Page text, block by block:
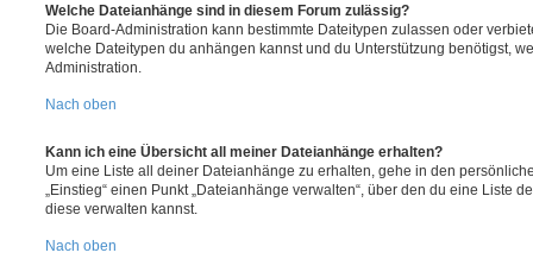
Welche Dateianhänge sind in diesem Forum zulässig?
Die Board-Administration kann bestimmte Dateitypen zulassen oder
welche Dateitypen du anhängen kannst und du Unterstützung benötigst,
Administration.
Nach oben
Kann ich eine Übersicht all meiner Dateianhänge erhalten?
Um eine Liste all deiner Dateianhänge zu erhalten, gehe in den
„Einstieg“ einen Punkt „Dateianhänge verwalten“, über den du eine Liste
diese verwalten kannst.
Nach oben